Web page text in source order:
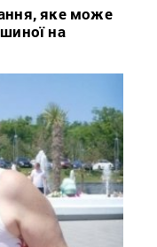
яке може
на